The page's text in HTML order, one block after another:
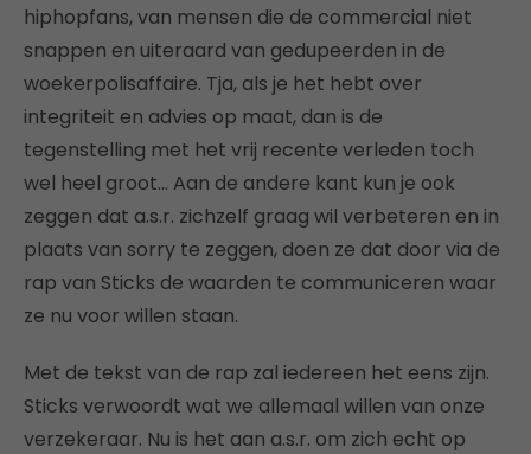
hiphopfans, van mensen die de commercial niet
snappen en uiteraard van gedupeerden in de
woekerpolisaffaire. Tja, als je het hebt over
integriteit en advies op maat, dan is de
tegenstelling met het vrij recente verleden toch
wel heel groot… Aan de andere kant kun je ook
zeggen dat a.s.r. zichzelf graag wil verbeteren en in
plaats van sorry te zeggen, doen ze dat door via de
rap van Sticks de waarden te communiceren waar
ze nu voor willen staan.
Met de tekst van de rap zal iedereen het eens zijn.
Sticks verwoordt wat we allemaal willen van onze
verzekeraar. Nu is het aan a.s.r. om zich echt op